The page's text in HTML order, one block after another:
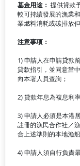
基金用途： 提供貸款
較可持續發展的漁業
業燃料消耗或碳排放
注意事項：
1) 申請人在申請貸款
貸款指引，並同意當
向本署人員查詢；
2) 貸款年息為複息利
3) 申請人必須是本港
註冊的漁民合作社／
合上述準則的本地漁
4) 申請人須自行負責